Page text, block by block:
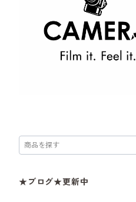
★ブログ★更新中